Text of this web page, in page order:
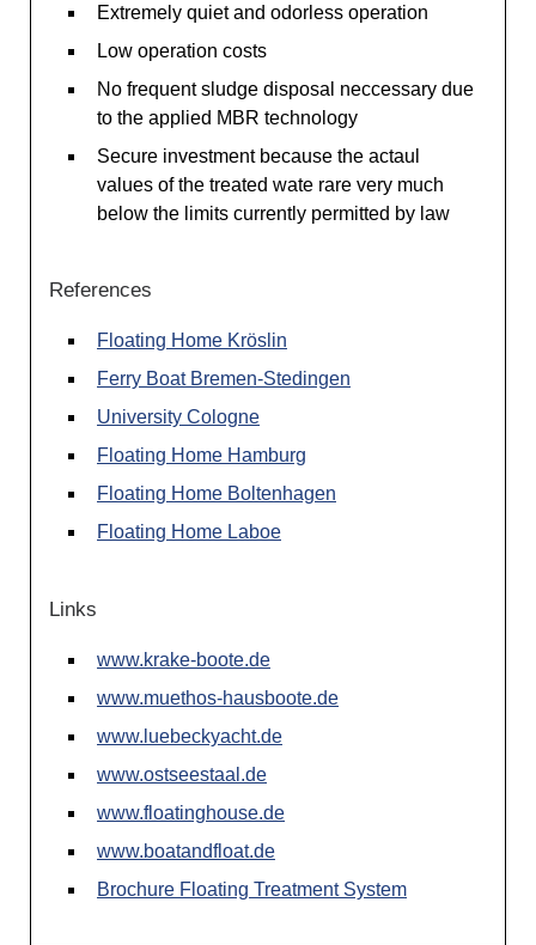
Extremely quiet and odorless operation
Low operation costs
No frequent sludge disposal neccessary due
to the applied MBR technology
Secure investment because the actaul
values of the treated wate rare very much
below the limits currently permitted by law
References
Floating Home Kröslin
Ferry Boat Bremen-Stedingen
University Cologne
Floating Home Hamburg
Floating Home Boltenhagen
Floating Home Laboe
Links
www.krake-boote.de
www.muethos-hausboote.de
www.luebeckyacht.de
www.ostseestaal.de
www.floatinghouse.de
www.boatandfloat.de
Brochure Floating Treatment System